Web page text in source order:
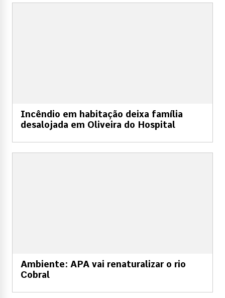
Incêndio em habitação deixa família
desalojada em Oliveira do Hospital
Ambiente: APA vai renaturalizar o rio
Cobral